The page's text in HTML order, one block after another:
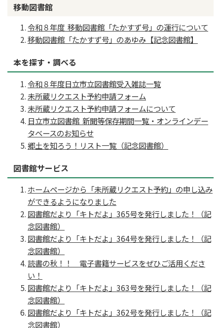
移動図書館
令和８年度 移動図書館「たかすず号」の運行について
移動図書館「たかすず号」のあゆみ【記念図書館】
本を探す・調べる
令和８年度日立市立図書館受入雑誌一覧
未所蔵リクエスト予約申請フォーム
未所蔵リクエスト予約申請フォームについて
日立市立図書館 新聞等保存期間一覧・オンラインデー
タベースのお知らせ
郷土を知ろう！リスト一覧（記念図書館）
図書館サービス
ホームページから「未所蔵リクエスト予約」の申し込み
ができるようになりました
図書館だより「キトだよ」365号を発行しました！（記
念図書館）
図書館だより「キトだよ」364号を発行しました！（記
念図書館）
読書の秋！！ 電子書籍サービスをぜひご活用くださ
い！
図書館だより「キトだよ」363号を発行しました！（記
念図書館）
図書館だより「キトだよ」362号を発行しました！（記
念図書館）